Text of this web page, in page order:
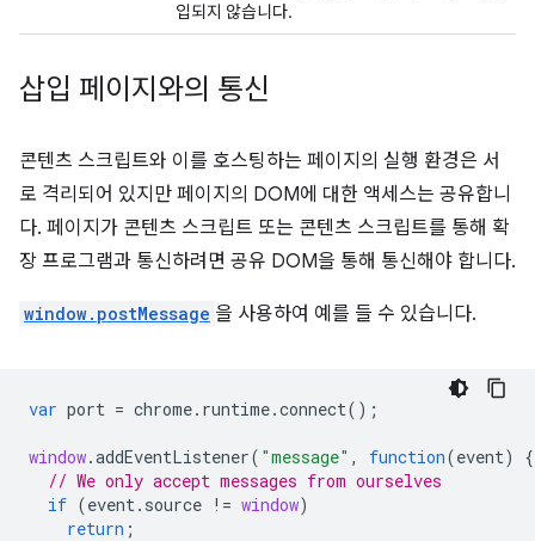
입되지 않습니다.
삽입 페이지와의 통신
콘텐츠 스크립트와 이를 호스팅하는 페이지의 실행 환경은 서
로 격리되어 있지만 페이지의 DOM에 대한 액세스는 공유합니
다. 페이지가 콘텐츠 스크립트 또는 콘텐츠 스크립트를 통해 확
장 프로그램과 통신하려면 공유 DOM을 통해 통신해야 합니다.
window.postMessage 을 사용하여 예를 들 수 있습니다.
var port = chrome. runtime.connect();
window.addEventListener( "message" , function(event)
{
// We only accept messages from ourselves
if (event. source != window)
return ;